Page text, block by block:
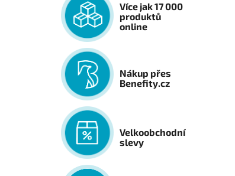
Více jak 17 000
produktů
online
Nákup přes
Benefity.cz
Velkoobchodní
slevy